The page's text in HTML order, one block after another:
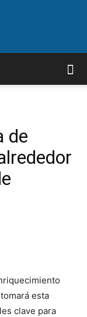
de
esta
clave para